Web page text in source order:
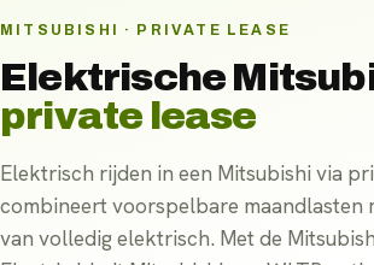
MITSUBISHI · PRIVATE LEASE
Elektrische
private lease
Elektrisch rijden in een Mitsubishi via
combineert voorspelbare maandlasten
van volledig elektrisch. Met de